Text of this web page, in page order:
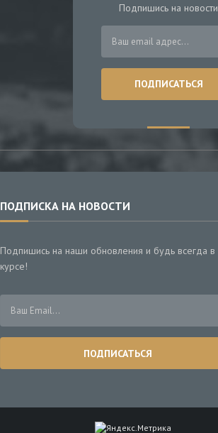
Подпишись на новости
ПОДПИСКА НА НОВОСТИ
Подпишись на наши обновления и будь всегда в
курсе!